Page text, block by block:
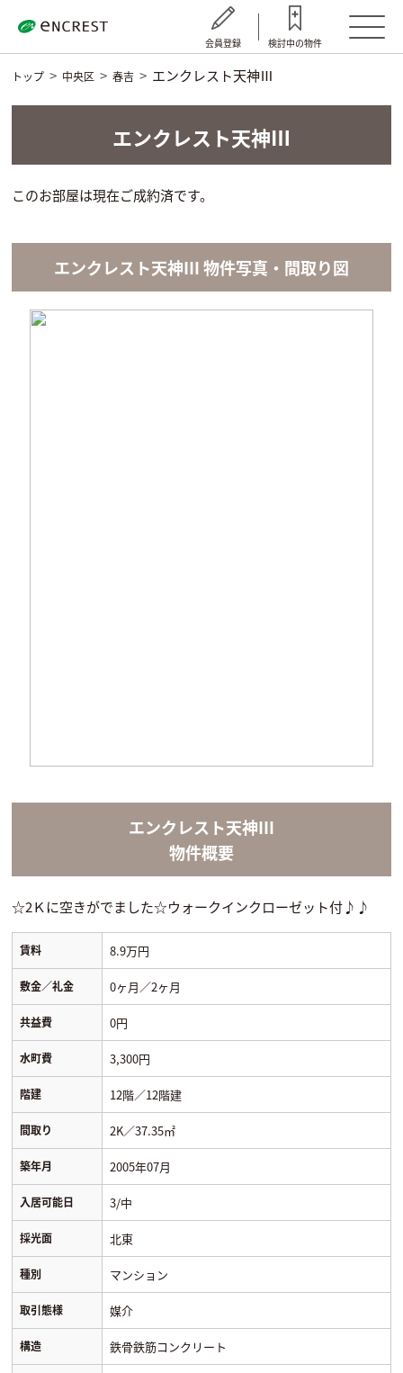
会員登録 検討中の物件
トップ 中央区 春吉 エンクレスト天神Ⅲ
エンクレスト天神Ⅲ
このお部屋は現在ご成約済です。
エンクレスト天神Ⅲ 物件写真・間取り図
エンクレスト天神Ⅲ
物件概要
☆2Ｋに空きがでました☆ウォークインクローゼット付♪♪
賃料 8.9万円
敷金／礼金 0ヶ月／2ヶ月
共益費 0円
水町費 3,300円
階建 12階／12階建
間取り 2K／37.35㎡
築年月 2005年07月
入居可能日 3/中
採光面 北東
種別 マンション
取引態様 媒介
構造 鉄骨鉄筋コンクリート